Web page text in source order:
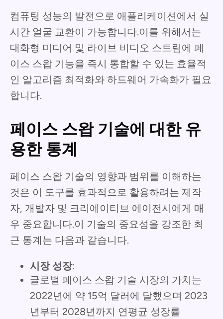
컴퓨팅 성능의 발전으로 애플리케이션에서 실
시간 얼굴 교환이 가능합니다.이를 위해서는
대화형 미디어 및 라이브 비디오 스트림에 페
이스 스왑 기능을 즉시 통합할 수 있는 효율적
인 알고리즘 최적화와 하드웨어 가속화가 필요
합니다.
페이스 스왑 기술에 대한 유
용한 통계
페이스 스왑 기술의 영향과 범위를 이해하는
것은 이 도구를 효과적으로 활용하려는 제작
자, 개발자 및 크리에이티브 에이전시에게 매
우 중요합니다.이 기술의 중요성을 강조한 최
근 통계는 다음과 같습니다.
시장 성장:
글로벌 페이스 스왑 기술 시장의 가치는
2022년에 약 15억 달러에 달했으며 2023
년부터 2028년까지 연평균 성장률